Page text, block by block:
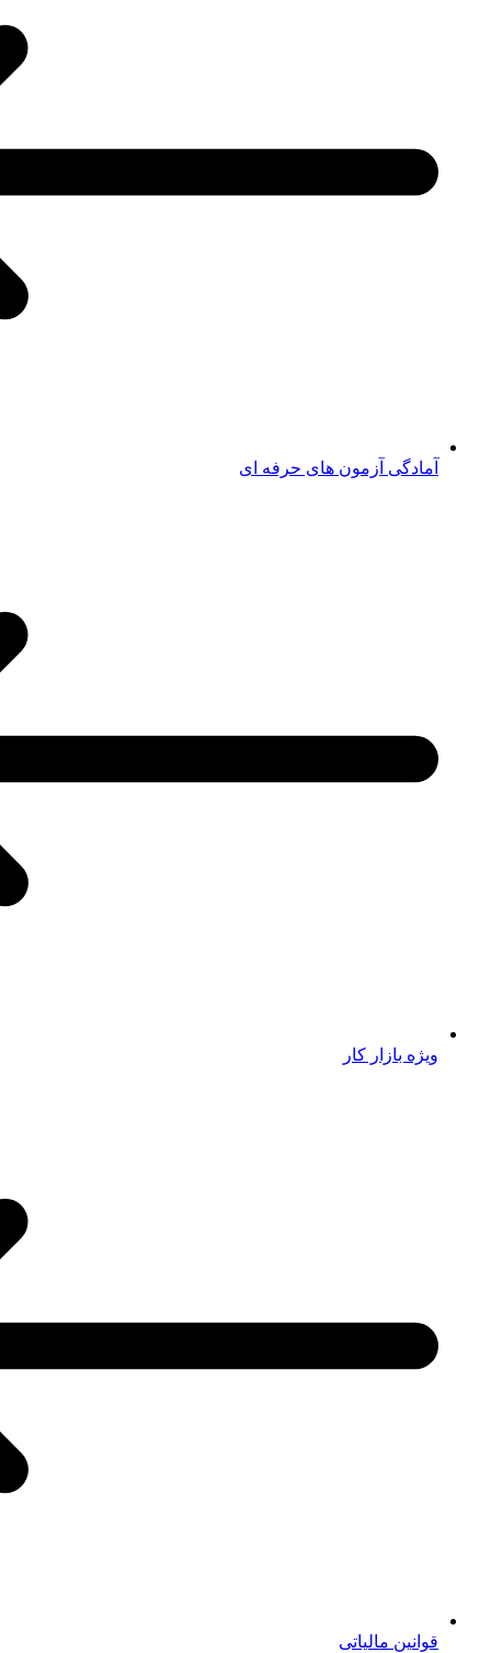
آمادگی آزمون های حرفه ای
ویژه بازار کار
قوانین مالیاتی